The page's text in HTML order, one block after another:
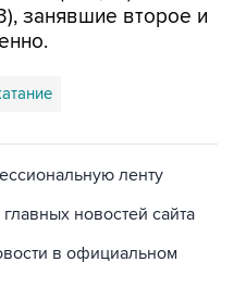
занявшие второе и
ленту
новостей сайта
в официальном